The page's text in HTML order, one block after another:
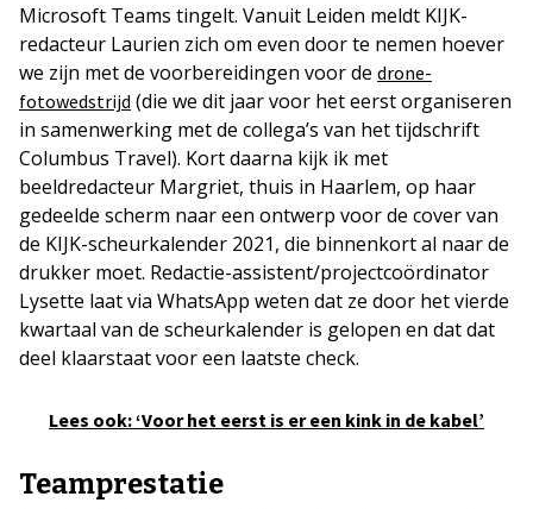
Microsoft Teams tingelt. Vanuit Leiden meldt KIJK-
redacteur Laurien zich om even door te nemen hoever
we zijn met de voorbereidingen voor de drone-
fotowedstrijd (die we dit jaar voor het eerst organiseren
in samenwerking met de collega’s van het tijdschrift
Columbus Travel). Kort daarna kijk ik met
beeldredacteur Margriet, thuis in Haarlem, op haar
gedeelde scherm naar een ontwerp voor de cover van
de KIJK-scheurkalender 2021, die binnenkort al naar de
drukker moet. Redactie-assistent/projectcoördinator
Lysette laat via WhatsApp weten dat ze door het vierde
kwartaal van de scheurkalender is gelopen en dat dat
deel klaarstaat voor een laatste check.
Lees ook: ‘Voor het eerst is er een kink in de kabel’
Teamprestatie